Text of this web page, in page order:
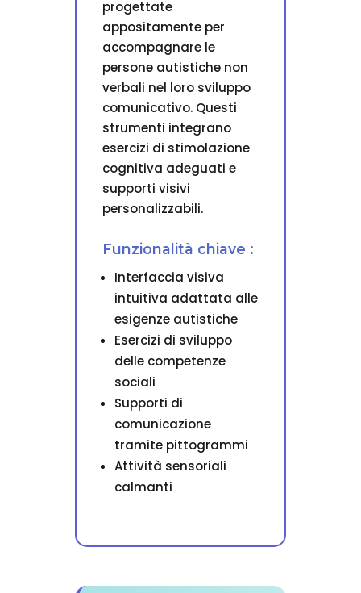
progettate
appositamente per
accompagnare le
persone autistiche non
verbali nel loro sviluppo
comunicativo. Questi
strumenti integrano
esercizi di stimolazione
cognitiva adeguati e
supporti visivi
personalizzabili.
Funzionalità chiave :
Interfaccia visiva
intuitiva adattata alle
esigenze autistiche
Esercizi di sviluppo
delle competenze
sociali
Supporti di
comunicazione
tramite pittogrammi
Attività sensoriali
calmanti